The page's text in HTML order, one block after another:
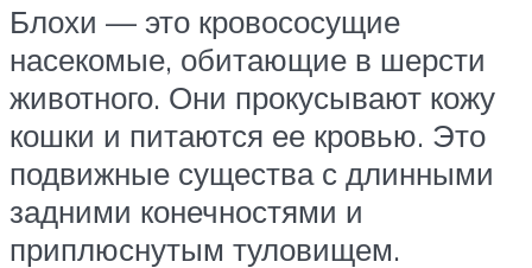
Блохи — это кровососущие
насекомые, обитающие в шерсти
животного. Они прокусывают кожу
кошки и питаются ее кровью. Это
подвижные существа с длинными
задними конечностями и
приплюснутым туловищем.